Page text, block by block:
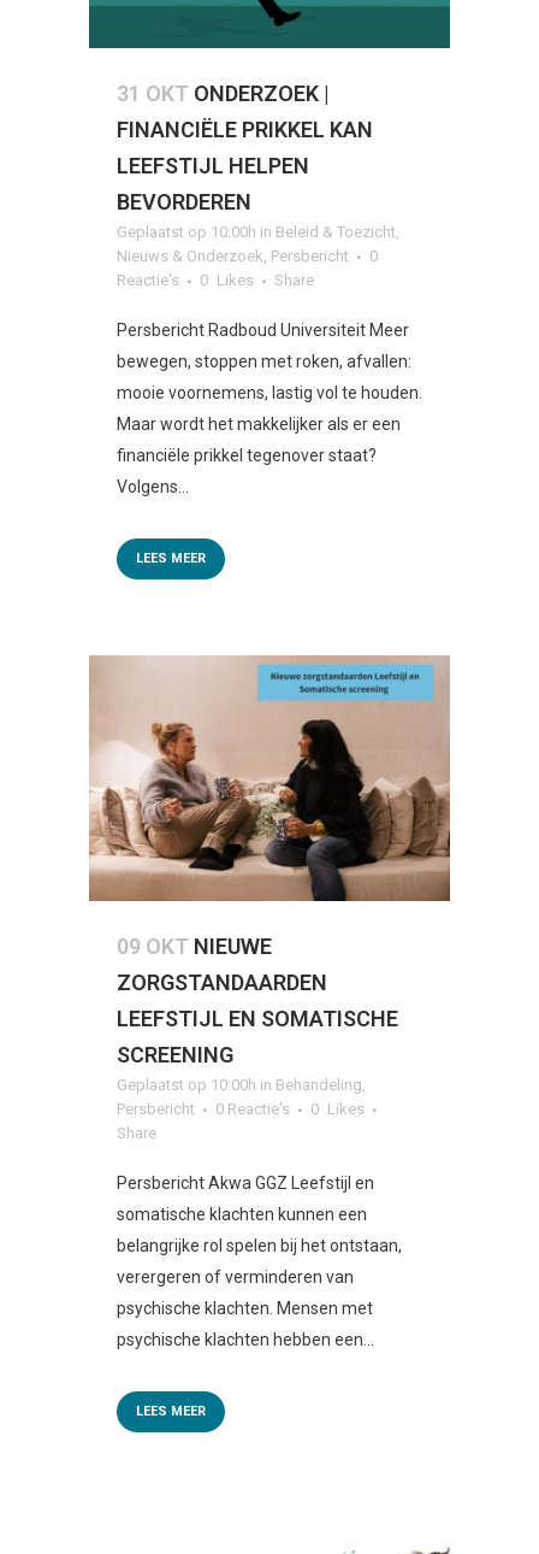
31 OKT ONDERZOEK |
FINANCIËLE PRIKKEL KAN
LEEFSTIJL HELPEN
BEVORDEREN
Geplaatst op 10:00h in Beleid & Toezicht
Nieuws & Onderzoek Persbericht
0
Reactie's
0 Likes Share
Persbericht Radboud Universiteit Meer
bewegen, stoppen met roken, afvallen:
mooie voornemens, lastig vol te houden.
Maar wordt het makkelijker als er een
financiële prikkel tegenover staat?
Volgens...
LEES MEER
09 OKT NIEUWE
ZORGSTANDAARDEN
LEEFSTIJL EN SOMATISCHE
SCREENING
Geplaatst op 10:00h in Behandeling,
Persbericht
0 Reactie's 0 Likes
Share
Persbericht Akwa GGZ Leefstijl en
somatische klachten kunnen een
belangrijke rol spelen bij het ontstaan,
verergeren of verminderen van
psychische klachten. Mensen met
psychische klachten hebben een...
LEES MEER